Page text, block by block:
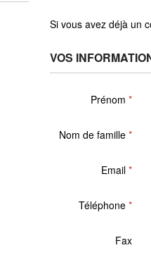
Si vous avez déjà un
VOS
Prénom
Nom de famille
Email
Téléphone
Fax